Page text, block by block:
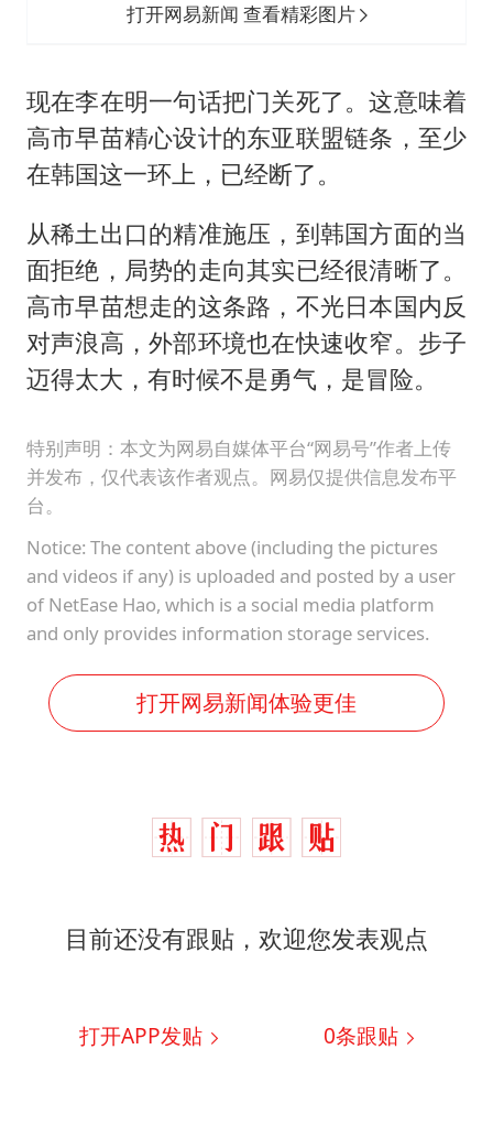
打开网易新闻 查看精彩图片
现在李在明一句话把门关死了。这意味着
高市早苗精心设计的东亚联盟链条，至少
在韩国这一环上，已经断了。
从稀土出口的精准施压，到韩国方面的当
面拒绝，局势的走向其实已经很清晰了。
高市早苗想走的这条路，不光日本国内反
对声浪高，外部环境也在快速收窄。步子
迈得太大，有时候不是勇气，是冒险。
特别声明：本文为网易自媒体平台“网易号”作者上传
并发布，仅代表该作者观点。网易仅提供信息发布平
台。
Notice: The content above (including the pictures
and videos if any) is uploaded and posted by a user
of NetEase Hao, which is a social media platform
and only provides information storage services.
打开网易新闻体验更佳
目前还没有跟贴，欢迎您发表观点
打开APP发贴 0条跟贴